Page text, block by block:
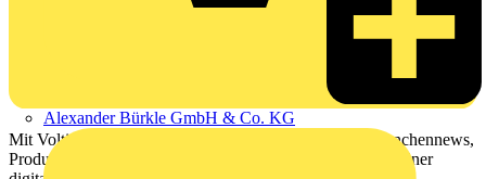
Alexander Bürkle GmbH & Co. KG
Mit Voltimum erhalten Elektrofachkräfte Zugang zu Branchennews,
Produktinformationen, Schulungen und Tools – alles auf einer